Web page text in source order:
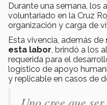
Durante una semana, los
voluntariado en la Cruz
organización y carga de
Esta vivencia, además de
esta labor , brindó a los
requerida para el
logístico de apoyo
y replicable en casos de